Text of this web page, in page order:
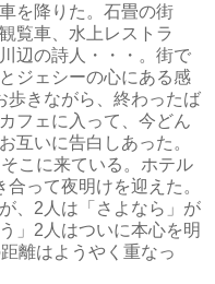
を降りた。石畳の街
覧車、水上レストラ
辺の詩人・・・。街で
ジェシーの心にある感
歩きながら、終わったば
フェに入って、今どん
互いに告白しあった。
こに来ている。ホテル
って夜明けを迎えた。
、2人は「さよなら」が
」2人はついに本心を明
離はようやく重なっ